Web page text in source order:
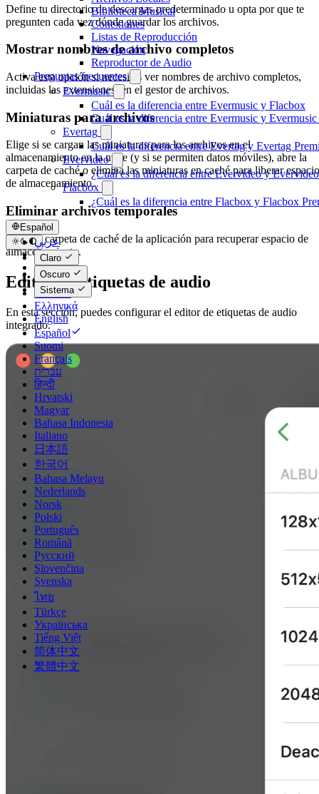
Biblioteca Musical
Conexiones
Listas de Reproducción
Navegación
Reproductor de Audio
Preguntas frecuentes
Evermusic
Cuál es la diferencia entre Evermusic y Flacbox
Cuál es la diferencia entre Evermusic y
Evertag
Cuál es la diferencia entre Evertag y Evertag
Evervideo
¿Cuál es la diferencia entre Evervideo y
Flacbox
¿Cuál es la diferencia entre Flacbox y Flacbox
Español
عربي
Català
Čeština
Dansk
Deutsch
Ελληνικά
English
Español
Suomi
Français
עברית
हिन्दी
Hrvatski
Magyar
Bahasa Indonesia
Italiano
日本語
한국어
Bahasa Melayu
Nederlands
Norsk
Polski
Português
Română
Русский
Slovenčina
Svenska
ไทย
Türkçe
Українська
Tiếng Việt
简体中文
繁體中文
Claro
Oscuro
Sistema
Define tu directorio de descargas predeterminado u opta por que te
pregunten cada vez dónde guardar los archivos.
Mostrar nombres de archivo completos
Activa esta opción si necesitas ver nombres de archivo completos,
incluidas las extensiones, en el gestor de archivos.
Miniaturas para archivos
Elige si se cargan las miniaturas para los archivos en el
almacenamiento en la nube (y si se permiten datos móviles), abre la
carpeta de caché o elimina las miniaturas en caché para liberar espacio
de almacenamiento.
Eliminar archivos temporales
Borra la carpeta de caché de la aplicación para recuperar espacio de
almacenamiento.
Editor de etiquetas de audio
En esta sección, puedes configurar el editor de etiquetas de audio
integrado.